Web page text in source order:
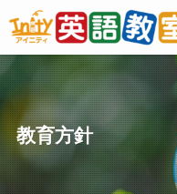
教育方針